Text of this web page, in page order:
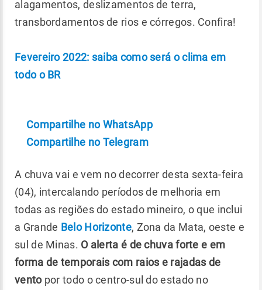
alagamentos, deslizamentos de terra,
transbordamentos de rios e córregos. Confira!
Fevereiro 2022: saiba como será o clima em
todo o BR
Compartilhe no WhatsApp
Compartilhe no Telegram
A chuva vai e vem no decorrer desta sexta-feira
(04), intercalando períodos de melhoria em
todas as regiões do estado mineiro, o que inclui
a Grande Belo Horizonte, Zona da Mata, oeste e
sul de Minas. O alerta é de chuva forte e em
forma de temporais com raios e rajadas de
ventopor todo o centro-sul do estado no